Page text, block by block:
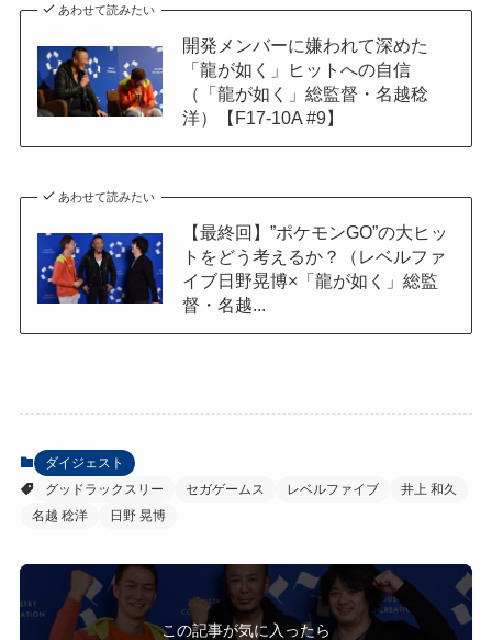
あわせて読みたい
開発メンバーに嫌われて深めた
「龍が如く」ヒットへの自信
（「龍が如く」総監督・名越稔
洋）【F17-10A #9】
あわせて読みたい
【最終回】”ポケモンGO”の大ヒッ
トをどう考えるか？（レベルファ
イブ日野晃博×「龍が如く」総監
督・名越...
ダイジェスト
グッドラックスリー
セガゲームス レベルファイブ
井上 和久
名越 稔洋
日野 晃博
この記事が気に入ったら